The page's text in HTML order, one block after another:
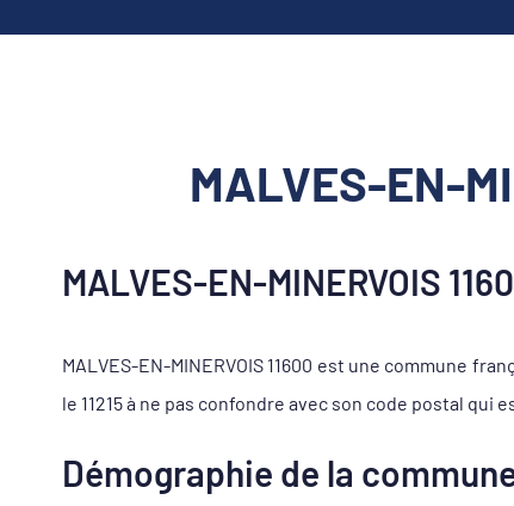
MALVES-EN-
MALVES-EN-MINERVOIS
MALVES-EN-MINERVOIS 11600 est une commune
le 11215 à ne pas confondre avec son code postal qui
Démographie de la